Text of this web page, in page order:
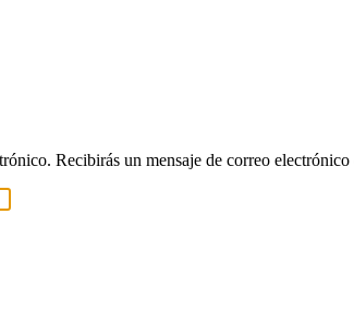
Recibirás un mensaje de correo